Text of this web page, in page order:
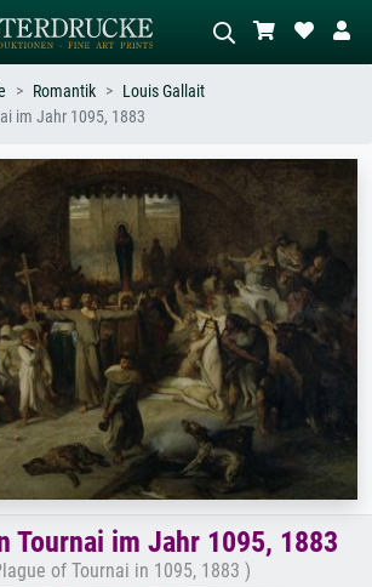
Werktiteln
Welle
Beschreiben Sie die Szene – z.B. Grüne
Wiese, Abstrakt mit viel Rot, Dunkles
Ölgemälde, Stehender Akt neben einem
Baum.
Romantik
Louis Gallait
im Jahr 1095, 1883
Tournai im Jahr 1095, 1883
of Tournai in 1095, 1883 )